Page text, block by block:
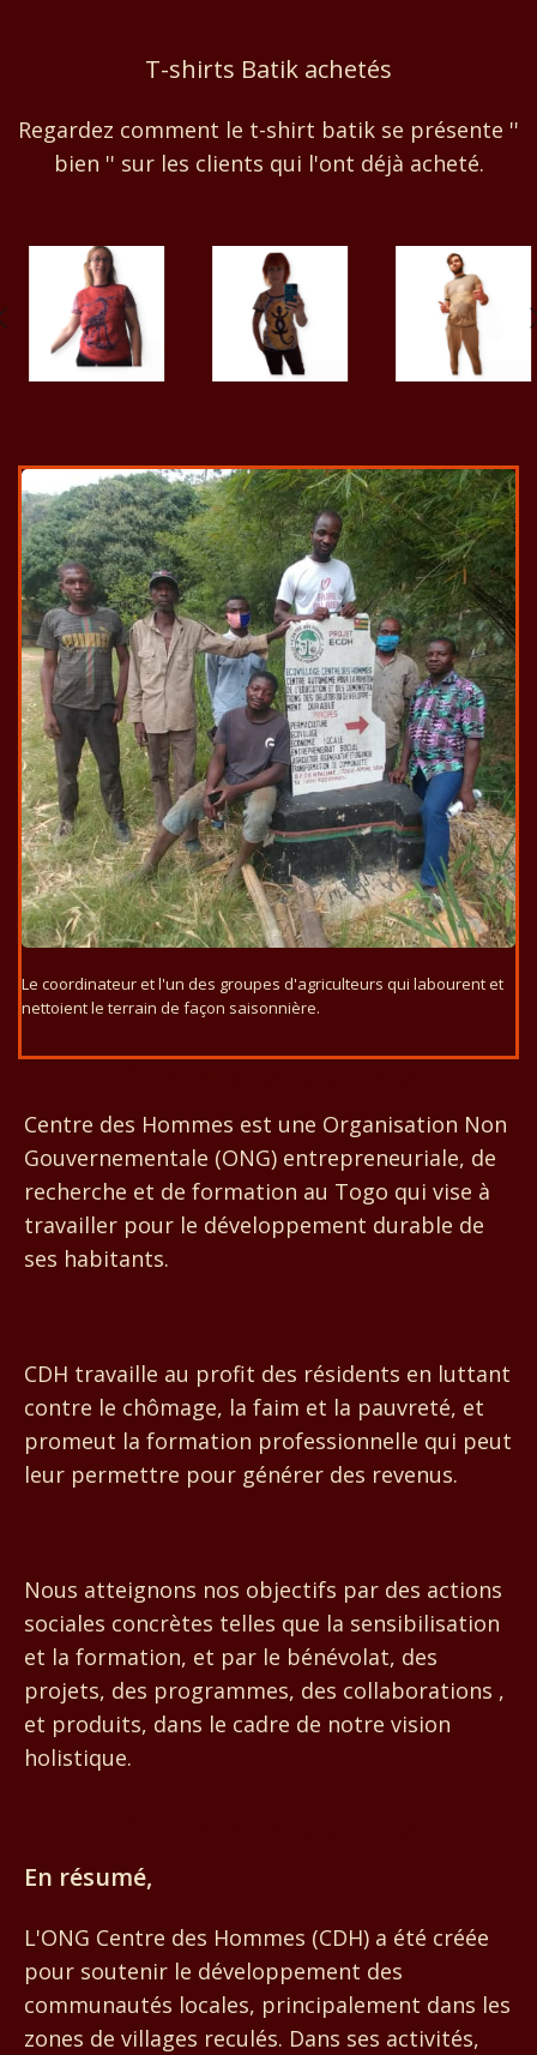
T-shirts Batik achetés
Regardez comment le t-shirt batik se présente ''
bien '' sur les clients qui l'ont déjà acheté.
Le coordinateur et l'un des groupes d'agriculteurs qui labourent et
nettoient le terrain de façon saisonnière.
Centre des Hommes est une Organisation Non
Gouvernementale (ONG) entrepreneuriale, de
recherche et de formation au Togo qui vise à
travailler pour le développement durable de
ses habitants.
CDH travaille au profit des résidents en luttant
contre le chômage, la faim et la pauvreté, et
promeut la formation professionnelle qui peut
leur permettre pour générer des revenus.
Nous atteignons nos objectifs par des actions
sociales concrètes telles que la sensibilisation
et la formation, et par le bénévolat, des
projets, des programmes, des collaborations ,
et produits, dans le cadre de notre vision
holistique.
En résumé,
L'ONG Centre des Hommes (CDH) a été créée
pour soutenir le développement des
communautés locales, principalement dans les
zones de villages reculés. Dans ses activités,